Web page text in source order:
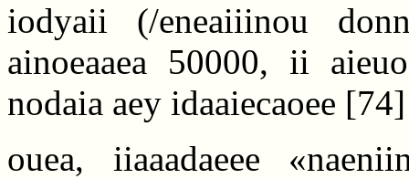
iodyaii (/eneaiiinou
ainoeaaea 50000, ii
nodaia aey idaaiecaoee [74]
ouea, iiaaadaeee